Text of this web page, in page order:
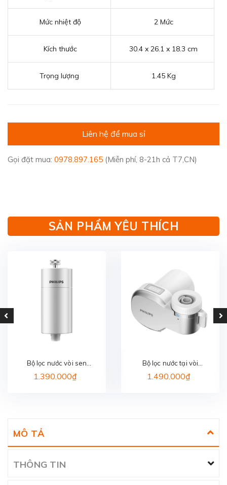
Mức nhiệt độ 2 Mức
Kích thước 30.4 x 26.1 x 18.3 cm
Trọng lượng 1.45 Kg
Liên hệ để mua sỉ
Gọi đặt mua: 0978.897.165 (Miễn phí, 8-21h cả T7,CN)
SẢN PHẨM YÊU THÍCH
Bộ lọc nước vòi sen
PHILIPS AWP1775WH/74
1.390.000₫
Bộ lọc nước tại vòi
PHILIPS AWP3705P1/97
1.490.000₫
MÔ TẢ
THÔNG TIN